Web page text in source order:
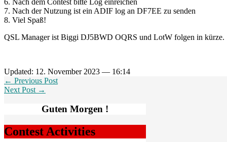
7. Nach der Nutzung ist ein ADIF log an DF7EE zu senden
8. Viel Spaß!
QSL Manager ist Biggi DJ5BWD OQRS und LotW folgen in kürze.
Updated: 12. November 2023 — 16:14
← Previous Post
Next Post →
Guten Morgen !
Contest Activities